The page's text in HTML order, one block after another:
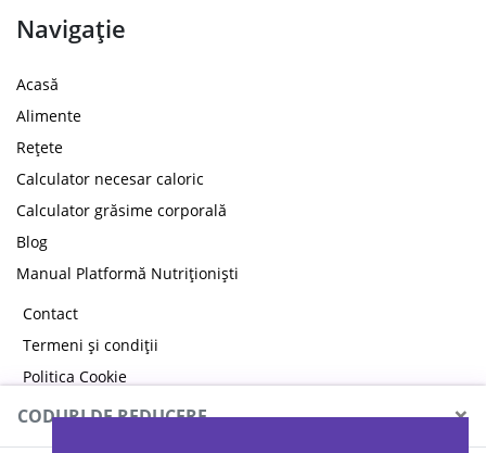
Navigație
Acasă
Alimente
Rețete
Calculator necesar caloric
Calculator grăsime corporală
Blog
Manual Platformă Nutriționiști
Contact
Termeni și condiții
Politica Cookie
Politica de confidențialitate
CODURI DE REDUCERE ×